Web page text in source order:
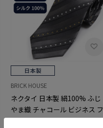
BRICK HOUSE
ネクタイ 日本製 絹100% ふじ
やま織 チャコール ビジネス フ
ォーマル